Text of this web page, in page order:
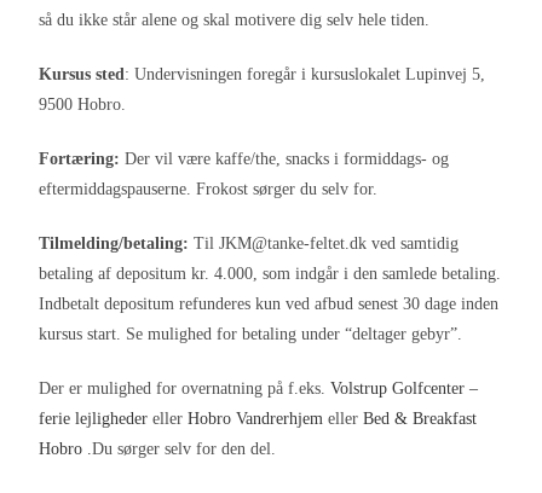
så du ikke står alene og skal motivere dig selv hele tiden.
Kursus sted: Undervisningen foregår i kursuslokalet Lupinvej 5,
9500 Hobro.
Fortæring: Der vil være kaffe/the, snacks i formiddags- og
eftermiddagspauserne. Frokost sørger du selv for.
Tilmelding/betaling: Til JKM@tanke-feltet.dk ved samtidig
betaling af depositum kr. 4.000, som indgår i den samlede betaling.
Indbetalt depositum refunderes kun ved afbud senest 30 dage inden
kursus start. Se mulighed for betaling under “deltager gebyr”.
Der er mulighed for overnatning på f.eks.Volstrup Golfcenter –
ferie lejligheder ellerHobro VandrerhjemellerBed & Breakfast
Hobro .Du sørger selv for den del.